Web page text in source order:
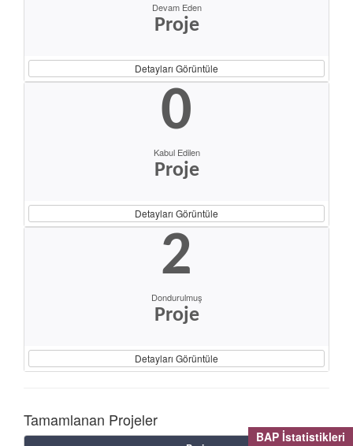
BAP İstatistikleri
Devam Eden
Proje
Detayları Görüntüle
0
Kabul Edilen
Proje
Detayları Görüntüle
2
Dondurulmuş
Proje
Detayları Görüntüle
Tamamlanan Projeler